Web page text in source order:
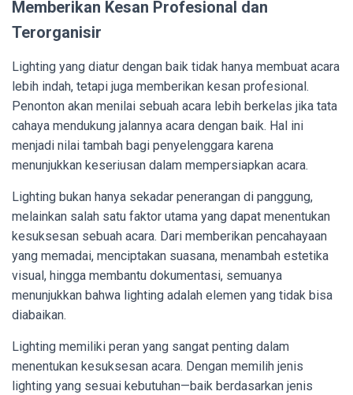
Memberikan Kesan Profesional dan
Terorganisir
Lighting yang diatur dengan baik tidak hanya membuat acara
lebih indah, tetapi juga memberikan kesan profesional.
Penonton akan menilai sebuah acara lebih berkelas jika tata
cahaya mendukung jalannya acara dengan baik. Hal ini
menjadi nilai tambah bagi penyelenggara karena
menunjukkan keseriusan dalam mempersiapkan acara.
Lighting bukan hanya sekadar penerangan di panggung,
melainkan salah satu faktor utama yang dapat menentukan
kesuksesan sebuah acara. Dari memberikan pencahayaan
yang memadai, menciptakan suasana, menambah estetika
visual, hingga membantu dokumentasi, semuanya
menunjukkan bahwa lighting adalah elemen yang tidak bisa
diabaikan.
Lighting memiliki peran yang sangat penting dalam
menentukan kesuksesan acara. Dengan memilih jenis
lighting yang sesuai kebutuhan—baik berdasarkan jenis